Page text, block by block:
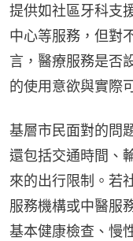
提供如社區牙科支
中心等服務，但對
言，醫療服務是否
的使用意欲與實際
基層市民面對的問
還包括交通時間、
來的出行限制。若
服務機構或中醫服
基本健康檢查、慢